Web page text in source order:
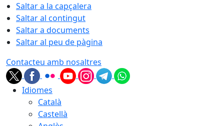
Saltar a la capçalera
Saltar al contingut
Saltar a documents
Saltar al peu de pàgina
Contacteu amb nosaltres
Idiomes
Català
Castellà